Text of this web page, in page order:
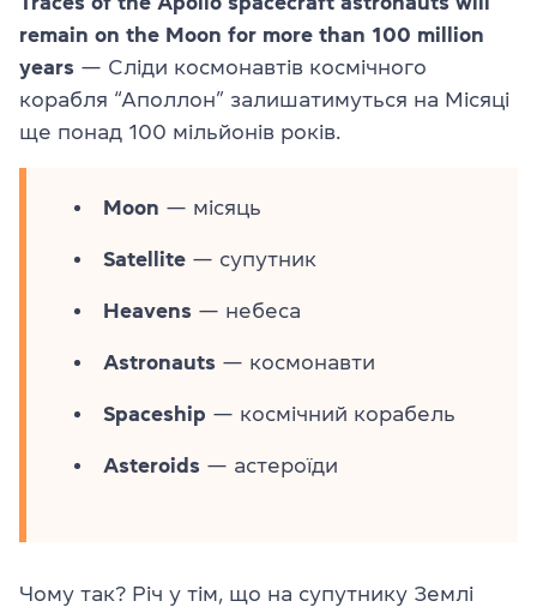
remain on the Moon for more than 100 million
years — Сліди космонавтів космічного
корабля “Аполлон” залишатимуться на Місяці
ще понад 100 мільйонів років.
Moon — місяць
Satellite — супутник
Heavens — небеса
Astronauts — космонавти
Spaceship — космічний корабель
Asteroids — астероїди
Чому так? Річ у тім, що на супутнику Землі